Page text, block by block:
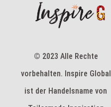
© 2023 Alle Rechte
vorbehalten. Inspire Global
ist der Handelsname von